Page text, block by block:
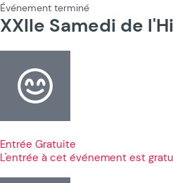
Événement terminé
XXIIe Samedi de
Entrée Gratuite
L'entrée à cet événement est